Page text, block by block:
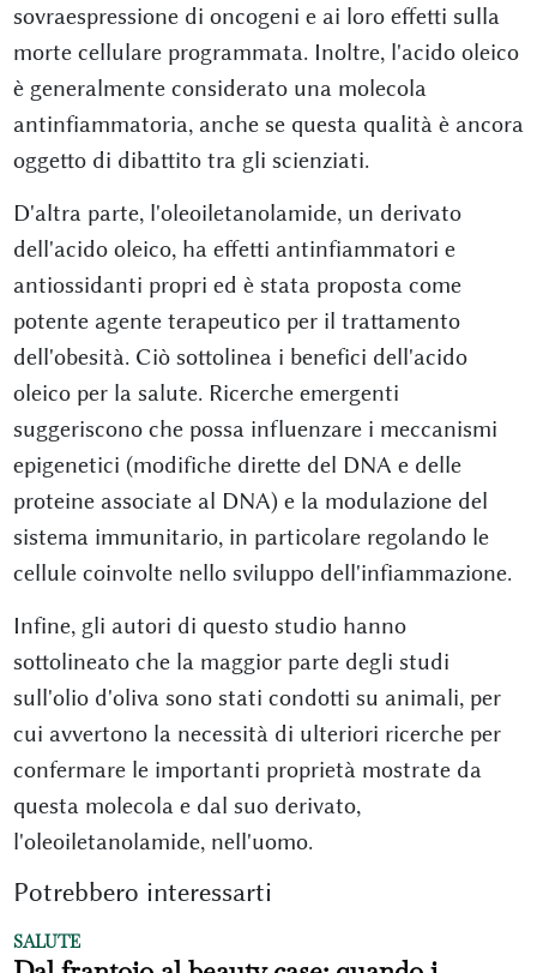
sovraespressione di oncogeni e ai loro effetti sulla
morte cellulare programmata. Inoltre, l'acido oleico
è generalmente considerato una molecola
antinfiammatoria, anche se questa qualità è ancora
oggetto di dibattito tra gli scienziati.
D'altra parte, l'oleoiletanolamide, un derivato
dell'acido oleico, ha effetti antinfiammatori e
antiossidanti propri ed è stata proposta come
potente agente terapeutico per il trattamento
dell'obesità. Ciò sottolinea i benefici dell'acido
oleico per la salute. Ricerche emergenti
suggeriscono che possa influenzare i meccanismi
epigenetici (modifiche dirette del DNA e delle
proteine associate al DNA) e la modulazione del
sistema immunitario, in particolare regolando le
cellule coinvolte nello sviluppo dell'infiammazione.
Infine, gli autori di questo studio hanno
sottolineato che la maggior parte degli studi
sull'olio d'oliva sono stati condotti su animali, per
cui avvertono la necessità di ulteriori ricerche per
confermare le importanti proprietà mostrate da
questa molecola e dal suo derivato,
l'oleoiletanolamide, nell'uomo.
Potrebbero interessarti
SALUTE